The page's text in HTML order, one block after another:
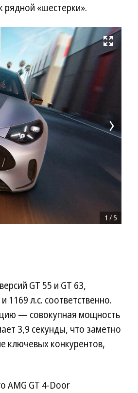
рядной «шестерки».
Развернуть на весь экран
1 / 5
GT 55 и GT 63,
л.с. соответственно.
— совокупная мощность
3,9 секунды, что заметно
ключевых конкурентов,
AMG GT 4-Door